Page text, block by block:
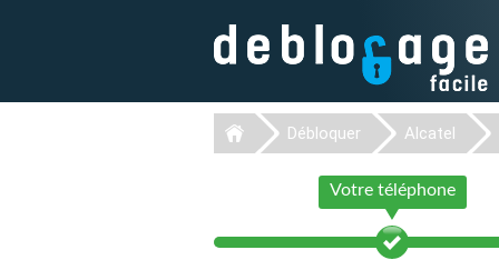
Débloquer Alcatel
Votre téléphone